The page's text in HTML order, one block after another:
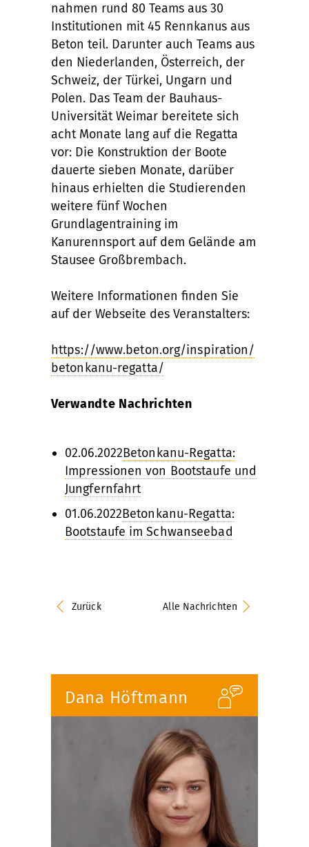
nahmen rund 80 Teams aus 30
Institutionen mit 45 Rennkanus aus
Beton teil. Darunter auch Teams aus
den Niederlanden, Österreich, der
Schweiz, der Türkei, Ungarn und
Polen. Das Team der Bauhaus-
Universität Weimar bereitete sich
acht Monate lang auf die Regatta
vor: Die Konstruktion der Boote
dauerte sieben Monate, darüber
hinaus erhielten die Studierenden
weitere fünf Wochen
Grundlagentraining im
Kanurennsport auf dem Gelände am
Stausee Großbrembach.
Weitere Informationen finden Sie
auf der Webseite des Veranstalters:
https://www.beton.org/inspiration/
betonkanu-regatta/
Verwandte Nachrichten
02.06.2022Betonkanu-Regatta:
Impressionen von Bootstaufe und
Jungfernfahrt
01.06.2022Betonkanu-Regatta:
Bootstaufe im Schwanseebad
Zurück Alle Nachrichten
Dana Höftmann